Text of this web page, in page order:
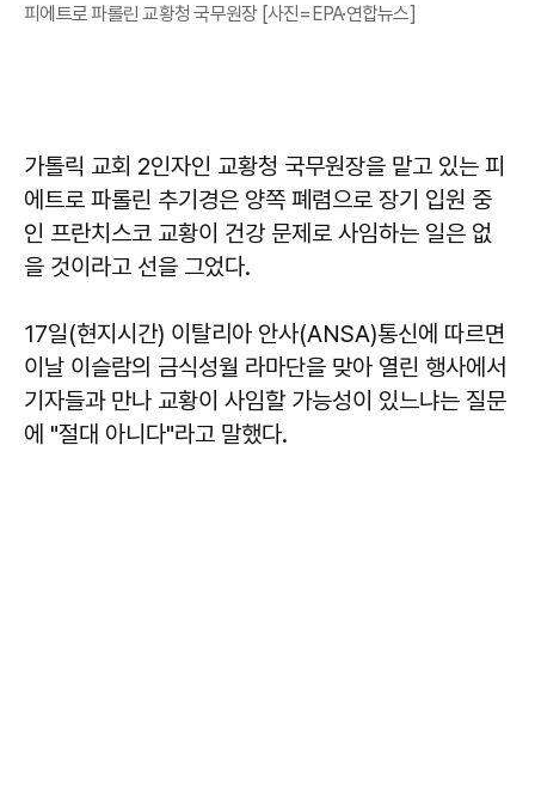
피에트로 파롤린 교황청 국무원장 [사진=EPA·연합뉴스]
가톨릭 교회 2인자인 교황청 국무원장을 맡고 있는 피
에트로 파롤린 추기경은 양쪽 폐렴으로 장기 입원 중
인 프란치스코 교황이 건강 문제로 사임하는 일은 없
을 것이라고 선을 그었다.
17일(현지시간) 이탈리아 안사(ANSA)통신에 따르면
이날 이슬람의 금식성월 라마단을 맞아 열린 행사에서
기자들과 만나 교황이 사임할 가능성이 있느냐는 질문
에 "절대 아니다"라고 말했다.